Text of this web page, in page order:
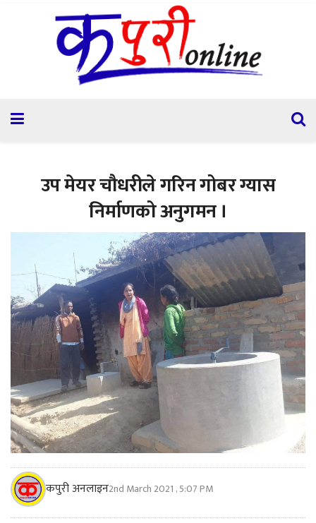
उप मेयर चौधरीले गरिन गोबर ग्यास
निर्माणको अनुगमन ।
कपुरी अनलाइन2nd March 2021 , 5:07 PM